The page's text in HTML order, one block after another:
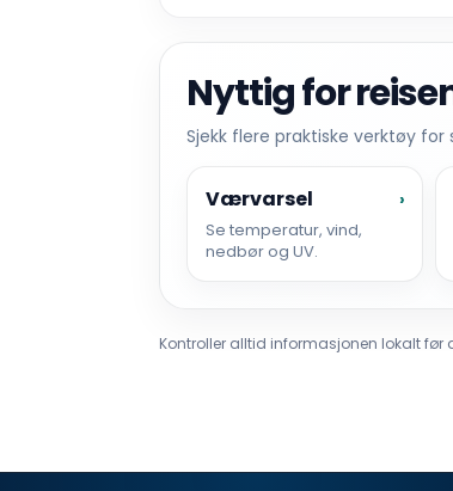
Nyttig for
Sjekk flere praktiske verktøy
Værvarsel
Se temperatur, vind,
nedbør og UV.
›
Kontroller alltid informasjonen lokalt før